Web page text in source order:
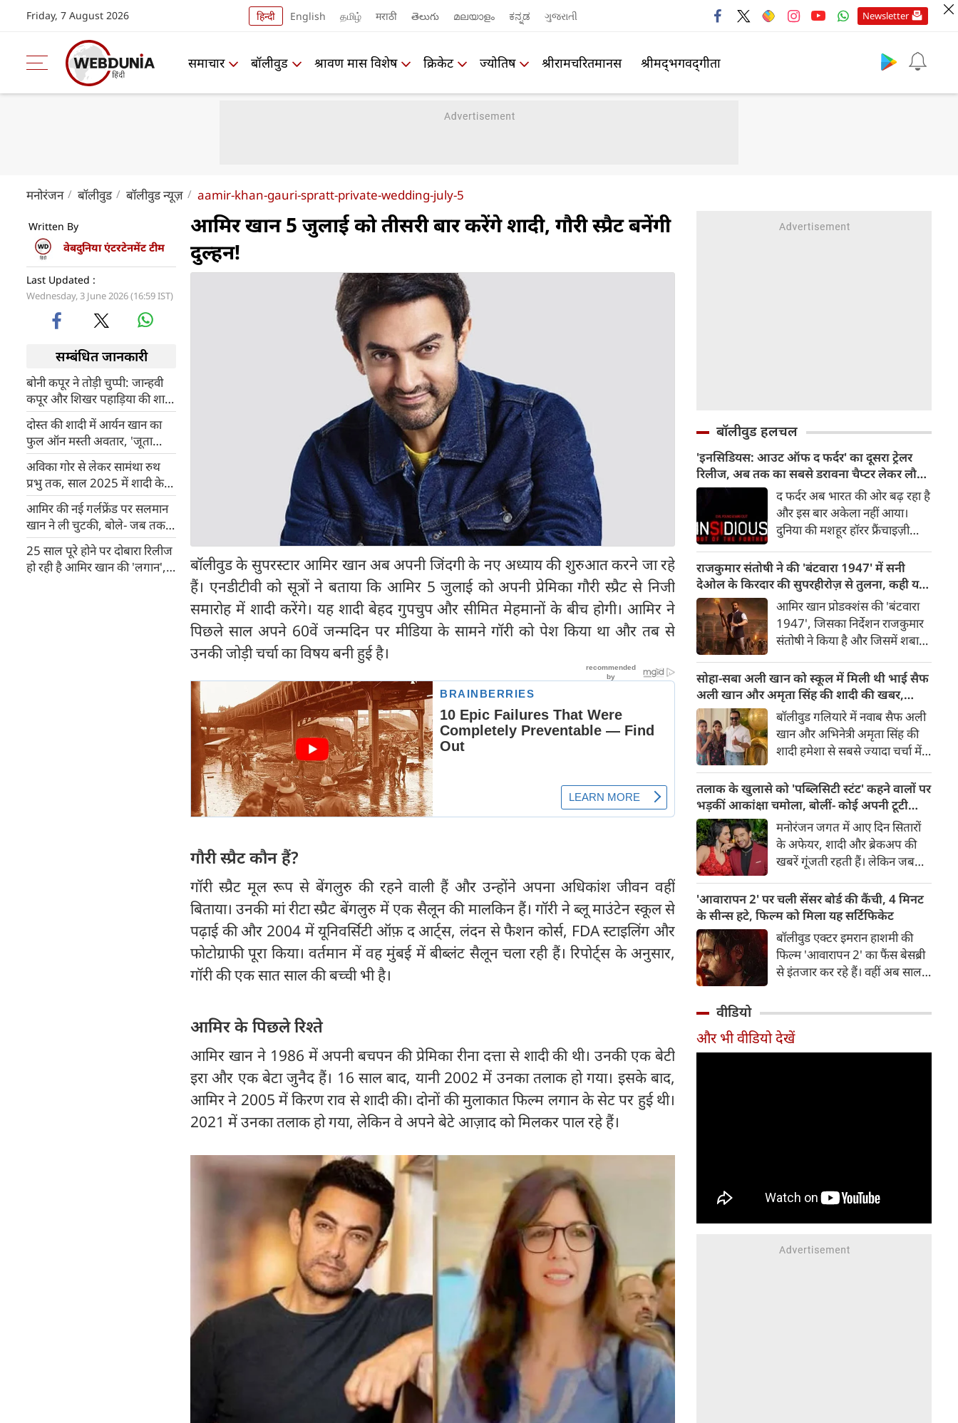
Friday, 7 August 2026 हिन्दी English தமிழ் मराठी తెలుగు മലയാളം ಕನ್ನಡ ગુજરાતી Newsletter
समाचार बॉलीवुड श्रावण मास विशेष क्रिकेट ज्योतिष श्रीरामचरितमानस श्रीमद्‍भगवद्‍गीता
मनोरंजन बॉलीवुड बॉलीवुड न्यूज़ aamir-khan-gauri-spratt-private-wedding-july-5
Written By
वेबदुनिया एंटरटेनमेंट टीम
Last Updated :
Wednesday, 3 June 2026 (16:59 IST)
सम्बंधित जानकारी
बोनी कपूर ने तोड़ी चुप्पी: जान्हवी
कपूर और शिखर पहाड़िया की शादी
की बातें सिर्फ अफवाह
दोस्त की शादी में आर्यन खान का
फुल ऑन मस्ती अवतार, 'जूता
चुराई' रस्म को बना डाला मिनी वॉर,
देखिए वीडियो
अविका गोर से लेकर सामंथा रुथ
प्रभु तक, साल 2025 में शादी के
बंधन में बंधीं ये हसीनाएं
आमिर की नई गर्लफ्रेंड पर सलमान
खान ने ली चुटकी, बोले- जब तक
वो मैरिज को बिलकुल परफेक्ट नहीं
कर लेगा....
25 साल पूरे होने पर दोबारा रिलीज
हो रही है आमिर खान की 'लगान',
आमिर खान 5 जुलाई को तीसरी बार करेंगे शादी, गौरी स्प्रैट बनेंगी
दुल्हन!
बॉलीवुड के सुपरस्टार आमिर खान अब अपनी जिंदगी के नए अध्याय की शुरुआत करने जा रहे
हैं। एनडीटीवी को सूत्रों ने बताया कि आमिर 5 जुलाई को अपनी प्रेमिका गौरी स्प्रैट से निजी
समारोह में शादी करेंगे। यह शादी बेहद गुपचुप और सीमित मेहमानों के बीच होगी। आमिर ने
पिछले साल अपने 60वें जन्मदिन पर मीडिया के सामने गॉरी को पेश किया था और तब से
उनकी जोड़ी चर्चा का विषय बनी हुई है।
गौरी स्प्रैट कौन हैं?
गॉरी स्प्रैट मूल रूप से बेंगलुरु की रहने वाली हैं और उन्होंने अपना अधिकांश जीवन वहीं
बिताया। उनकी मां रीटा स्प्रैट बेंगलुरु में एक सैलून की मालकिन हैं। गॉरी ने ब्लू माउंटेन स्कूल से
पढ़ाई की और 2004 में यूनिवर्सिटी ऑफ़ द आर्ट्स, लंदन से फैशन कोर्स, FDA स्टाइलिंग और
फोटोग्राफी पूरा किया। वर्तमान में वह मुंबई में बीब्लंट सैलून चला रही हैं। रिपोर्ट्स के अनुसार,
गॉरी की एक सात साल की बच्ची भी है।
आमिर के पिछले रिश्ते
आमिर खान ने 1986 में अपनी बचपन की प्रेमिका रीना दत्ता से शादी की थी। उनकी एक बेटी
इरा और एक बेटा जुनैद हैं। 16 साल बाद, यानी 2002 में उनका तलाक हो गया। इसके बाद,
आमिर ने 2005 में किरण राव से शादी की। दोनों की मुलाकात फिल्म लगान के सेट पर हुई थी।
2021 में उनका तलाक हो गया, लेकिन वे अपने बेटे आज़ाद को मिलकर पाल रहे हैं।
बॉलीवुड हलचल
'इनसिडियस: आउट ऑफ द फर्दर' का दूसरा ट्रेलर
रिलीज, अब तक का सबसे डरावना चैप्टर लेकर लौट
रही हॉरर फ्रैंचाइजीद फर्दर अब भारत की ओर बढ़ रहा है
और इस बार अकेला नहीं आया।
दुनिया की मशहूर हॉरर फ्रैंचाइज़ी
चुका है, जो दर्शकों को इस डरावनी
दुनिया में और गहराई तक ले जाता है।
रोंगटे खड़े कर देने वाले नए दृश्यों से
भरपूर यह ट्रेलर इनसिडियस सीरीज़
के अब तक के सबसे डरावने और
सबसे अंधेरे अध्याय की झलक देता
है।
राजकुमार संतोषी ने की 'बंटवारा 1947' में सनी
देओल के किरदार की सुपरहीरोज़ से तुलना, कही यह
बात
आमिर खान प्रोडक्शंस की 'बंटवारा
1947', जिसका निर्देशन राजकुमार
संतोषी ने किया है और जिसमें शबाना
जिंटा मुख्य भूमिकाओं में हैं, 14
अगस्त 2026 को दुनियाभर के
सिनेमाघरों में रिलीज़ होगी। हाल ही में
रिलीज हुए फिल्म के ट्रेलर ने भारत के
बंटवारे के दर्दनाक इतिहास की दमदार
झलक दिखाकर दर्शकों के बीच
फिल्म को लेकर उत्साह और भी बढ़ा
दिया है।
सोहा-सबा अली खान को स्कूल में मिली थी भाई सैफ
अली खान और अमृता सिंह की शादी की खबर,
बताया चौंकाने वाला किस्साबॉलीवुड गलियारे में नवाब सैफ अली
खान और अभिनेत्री अमृता सिंह की
शादी हमेशा से सबसे ज्यादा चर्चा में
साल 1991 में हुई इस शादी को
लेकर आज भी कई ऐसे राज़ हैं,
जिनसे पर्दा उठना बाकी है। हाल ही में
सैफ अली खान की बहनों—अभिनेत्री
सोहा अली खान और सबा अली खान
ने इस शादी से जुड़ा एक बेहद
दिलचस्प और चौंकाने वाला किस्सा
साझा किया है।
तलाक के खुलासे को 'पब्लिसिटी स्टंट' कहने वालों पर
भड़कीं आकांक्षा चमोला, बोलीं- कोई अपनी टूटी
शादी का तमाशा नहीं बनातामनोरंजन जगत में आए दिन सितारों
के अफेयर, शादी और ब्रेकअप की
खबरें गूंजती रहती हैं। लेकिन जब
पॉपुलर कपल्स के अलग होने की
खबर आती है, तो फैंस का दिल टूट
जाता है। टीवी इंडस्ट्री के मशहूर और
टैलेंटेड एक्टर गौरव खन्ना और उनकी
पत्नी व एक्ट्रेस आकांक्षा चमोला इन
दिनों अपने रिश्ते को लेकर जबरदस्त
'आवारापन 2' पर चली सेंसर बोर्ड की कैंची, 4 मिनट
के सीन्स हटे, फिल्म को मिला यह सर्टिफिकेट
बॉलीवुड एक्टर इमरान हाशमी की
फिल्म 'आवारापन 2' का फैंस बेसब्री
से इंतजार कर रहे हैं। वहीं अब साल
फिल्म सर्टिफिकेशन (CBFC) से हरी
झंडी मिल गई है।
वीडियो
और भी वीडियो देखें